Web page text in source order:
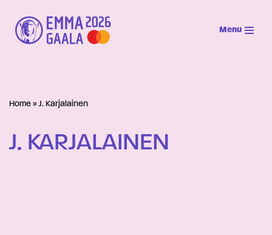
Siirry
suoraan
Menu
Home » J. Karjalainen
J. KARJALAINEN